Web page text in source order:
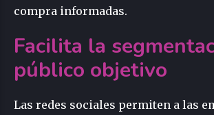
compra informadas.
Facilita la
público objetivo
Las redes sociales permiten a las